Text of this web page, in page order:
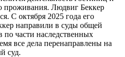
проживания. Людвиг Беккер
С октября 2025 года его
направили в суды общей
по части наследственных
все дела перенаправлены на
суд.